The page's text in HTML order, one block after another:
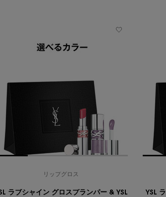
リップグロス
ラブシャイン グロスプランパー & YSL
YSL